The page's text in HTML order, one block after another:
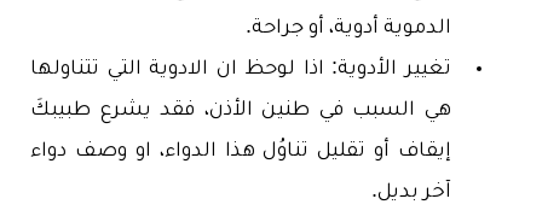
الدموية أدوية، أو جراحة.
تغيير الأدوية: اذا لوحظ ان الادوية التي تتناولها
هي السبب في طنين الأذن، فقد يشرع طبيبكَ
إيقاف أو تقليل تناوُل هذا الدواء، او وصف دواء
آخر بديل.